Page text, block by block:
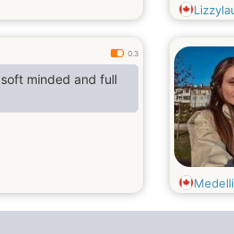
0.3
minded and full